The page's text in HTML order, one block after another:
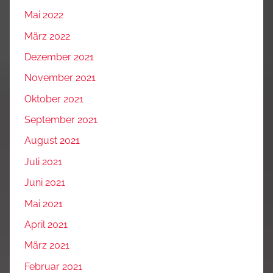
Mai 2022
März 2022
Dezember 2021
November 2021
Oktober 2021
September 2021
August 2021
Juli 2021
Juni 2021
Mai 2021
April 2021
März 2021
Februar 2021